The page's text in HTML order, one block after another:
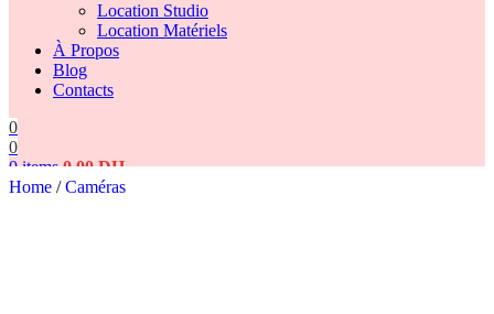
Location Studio
Location Matériels
À Propos
Blog
Contacts
0
0
0items 0,00DH
Home / Caméras